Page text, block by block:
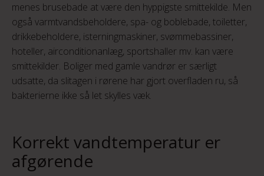
menes brusebade at være den hyppigste smittekilde. Men
også varmtvandsbeholdere, spa- og boblebade, toiletter,
drikkebeholdere, isterningmaskiner, svømmebassiner,
hoteller, airconditionanlæg, sportshaller mv. kan være
smittekilder. Boliger med gamle vandrør er særligt
udsatte, da slitagen i rørene har gjort overfladen ru, så
bakterierne ikke så let skylles væk.
Korrekt vandtemperatur er
afgørende